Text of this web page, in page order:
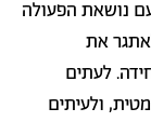
נושאת הפעולה
את
לעתים
ולעיתים